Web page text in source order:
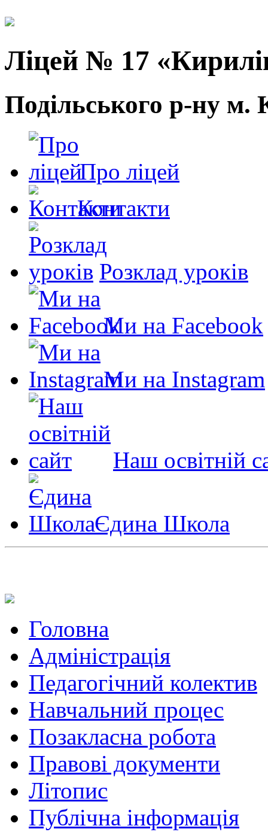
Ліцей № 17
Подільського р-ну м.
Про ліцей
Контакти
Розклад уроків
Ми на Facebook
Ми на Instagram
Наш освітній
Єдина Школа
Головна
Адміністрація
Педагогічний колектив
Навчальний процес
Позакласна робота
Правові документи
Літопис
Публічна інформація